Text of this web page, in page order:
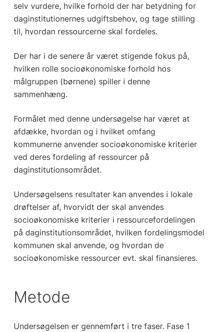
selv vurdere, hvilke forhold der har betydning for
daginstitutionernes udgiftsbehov, og tage stilling
til, hvordan ressourcerne skal fordeles.
Der har i de senere år været stigende fokus på,
hvilken rolle socioøkonomiske forhold hos
målgruppen (børnene) spiller i denne
sammenhæng.
Formålet med denne undersøgelse har været at
afdække, hvordan og i hvilket omfang
kommunerne anvender socioøkonomiske kriterier
ved deres fordeling af ressourcer på
daginstitutionsområdet.
Undersøgelsens resultater kan anvendes i lokale
drøftelser af, hvorvidt der skal anvendes
socioøkonomiske kriterier i ressourcefordelingen
på daginstitutionsområdet, hvilken fordelingsmodel
kommunen skal anvende, og hvordan de
socioøkonomiske ressourcer evt. skal finansieres.
Metode
Undersøgelsen er gennemført i tre faser. Fase 1